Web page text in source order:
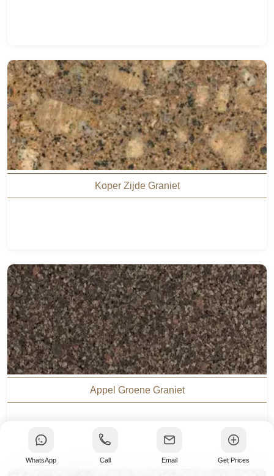
Koper Zijde Graniet
Appel Groene Graniet
WhatsApp Call Email Get Prices